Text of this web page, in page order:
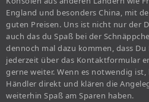
England und besonders China, mit
guten Preisen. Uns ist nicht nur der
auch das du Spaß bei der
dennoch mal dazu kommen, dass
jederzeit über das Kontaktformular
gerne weiter. Wenn es notwendig
Händler direkt und klären die
weiterhin Spaß am Sparen haben.